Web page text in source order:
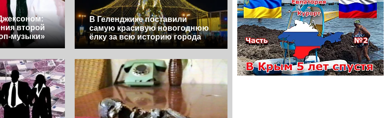
второй
музыки»
В Геленджике поставили
самую красивую новогоднюю
ёлку за всю историю города